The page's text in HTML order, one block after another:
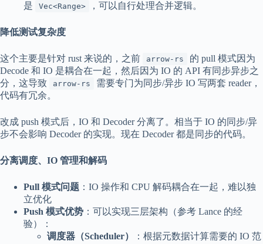
是
Vec<Range> ，可以自行处理合并逻辑。
降低测试复杂度
这个主要是针对 rust 来说的，之前 arrow-rs
的 pull 模式因为
Decode 和 IO 是耦合在一起，然后因为 IO 的 API 有同步异步之
分，这导致
arrow-rs
需要专门为同步/异步 IO 写两套 reader，
代码有冗余。
改成 push 模式后，IO 和 Decoder 分离了。相当于 IO 的同步/异
步不会影响 Decoder 的实现。现在 Decoder 都是同步的代码。
分离调度、IO 管理和解码
Pull 模式问题 ：IO 操作和 CPU 解码耦合在一起，难以独
立优化
Push 模式优势 ：可以实现三层架构（参考 Lance 的经
验）：
调度器（Scheduler）
：根据元数据计算需要的 IO 范